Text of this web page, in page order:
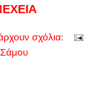
σχόλια:
Σάμου